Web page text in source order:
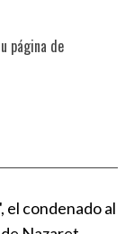
página de